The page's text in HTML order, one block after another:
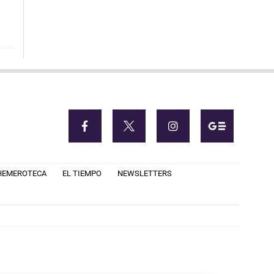
EL TIEMPO NEWSLETTERS